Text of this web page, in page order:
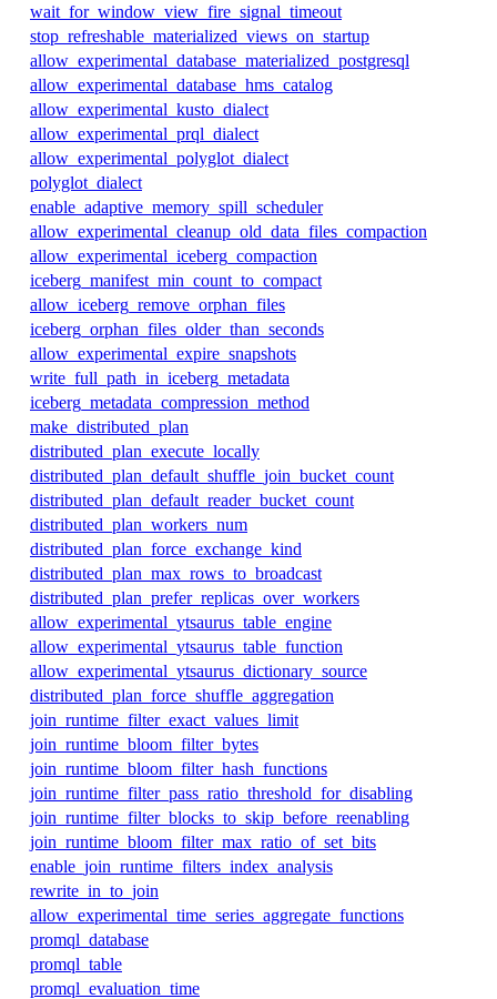
wait_for_window_view_fire_signal_timeout
stop_refreshable_materialized_views_on_startup
allow_experimental_database_materialized_postgresql
allow_experimental_database_hms_catalog
allow_experimental_kusto_dialect
allow_experimental_prql_dialect
allow_experimental_polyglot_dialect
polyglot_dialect
enable_adaptive_memory_spill_scheduler
allow_experimental_cleanup_old_data_files_compaction
allow_experimental_iceberg_compaction
iceberg_manifest_min_count_to_compact
allow_iceberg_remove_orphan_files
iceberg_orphan_files_older_than_seconds
allow_experimental_expire_snapshots
write_full_path_in_iceberg_metadata
iceberg_metadata_compression_method
make_distributed_plan
distributed_plan_execute_locally
distributed_plan_default_shuffle_join_bucket_count
distributed_plan_default_reader_bucket_count
distributed_plan_workers_num
distributed_plan_force_exchange_kind
distributed_plan_max_rows_to_broadcast
distributed_plan_prefer_replicas_over_workers
allow_experimental_ytsaurus_table_engine
allow_experimental_ytsaurus_table_function
allow_experimental_ytsaurus_dictionary_source
distributed_plan_force_shuffle_aggregation
join_runtime_filter_exact_values_limit
join_runtime_bloom_filter_bytes
join_runtime_bloom_filter_hash_functions
join_runtime_filter_pass_ratio_threshold_for_disabling
join_runtime_filter_blocks_to_skip_before_reenabling
join_runtime_bloom_filter_max_ratio_of_set_bits
enable_join_runtime_filters_index_analysis
rewrite_in_to_join
allow_experimental_time_series_aggregate_functions
promql_database
promql_table
promql_evaluation_time